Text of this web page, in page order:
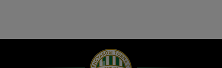
Hírek